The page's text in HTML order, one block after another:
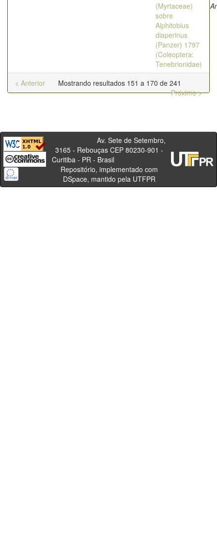
(Myrtaceae)
sobre
Alphitobius
diaperinus
(Panzer) 1797
(Coleoptera:
Tenebrionidae)
Mostrando resultados 151 a 170 de 241
< Anterior
Próximo >
Av. Sete de Setembro,
3165 - Rebouças CEP 80230-901 -
Curitiba - PR - Brasil
Repositório, implementado com
DSpace, mantido pela UTFPR